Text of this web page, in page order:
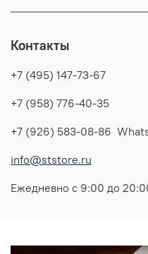
Контакты
+7 (495) 147-73-67
+7 (958) 776-40-35
+7 (926) 583-08-86
info@ststore.ru
Ежедневно с 9:00 до